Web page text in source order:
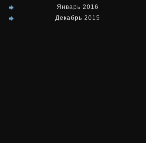
Январь 2016
Декабрь 2015